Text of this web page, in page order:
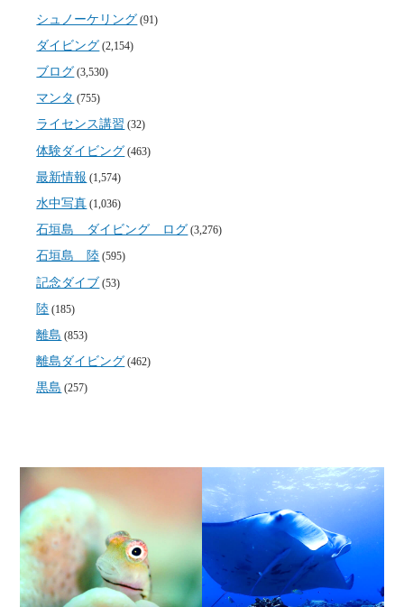
シュノーケリング (91)
ダイビング (2,154)
ブログ (3,530)
マンタ (755)
ライセンス講習 (32)
体験ダイビング (463)
最新情報 (1,574)
水中写真 (1,036)
石垣島 ダイビング ログ (3,276)
石垣島 陸 (595)
記念ダイブ (53)
陸 (185)
離島 (853)
離島ダイビング (462)
黒島 (257)